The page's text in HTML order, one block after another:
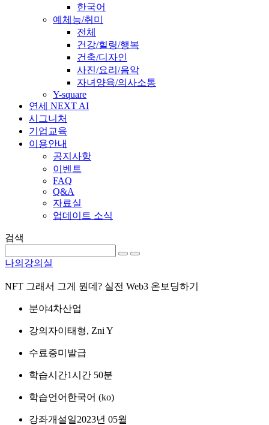
한국어
예체능/취미
전체
건강/힐링/행복
건축/디자인
사진/요리/음악
자녀양육/의사소통
Y-square
연세 NEXT AI
시그니처
기업교육
이용안내
공지사항
이벤트
FAQ
Q&A
자료실
업데이트 소식
검색
나의강의실
NFT 그래서 그게 뭔데? 실전 Web3 온보딩하기
분야4차산업
강의자이태형, Zni Y
수료증미발급
학습시간1시간 50분
학습언어 한국어 ‎(ko)‎
강좌개설일2023년 05월